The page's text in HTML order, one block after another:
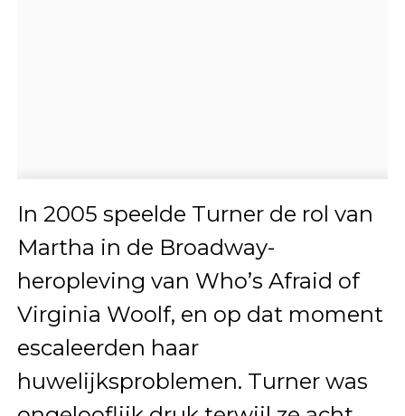
In 2005 speelde Turner de rol van
Martha in de Broadway-
heropleving van Who’s Afraid of
Virginia Woolf, en op dat moment
escaleerden haar
huwelijksproblemen. Turner was